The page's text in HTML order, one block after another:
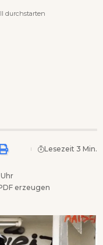
durchstarten
erzeugen
Lesezeit 3 Min.